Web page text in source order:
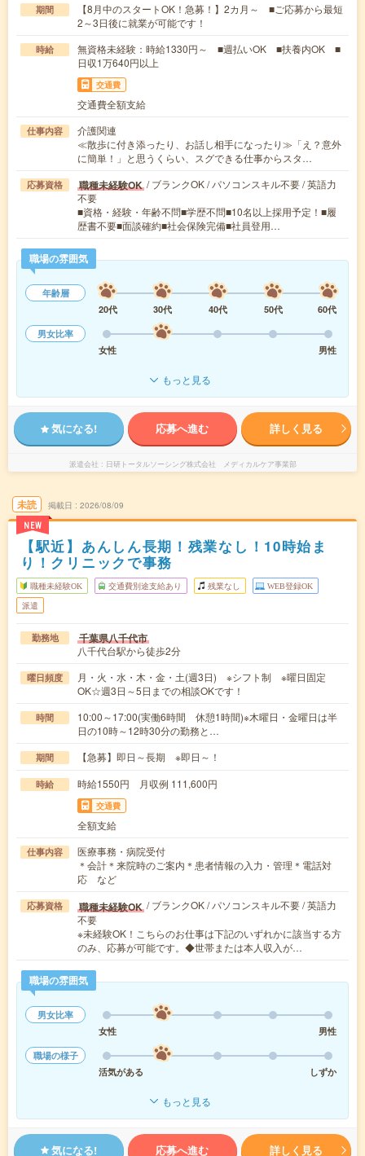
期間
【8月中のスタートOK！急募！】2カ月～ ■ご応募から最短
2～3日後に就業が可能です！
時給
無資格未経験：時給1330円～ ■週払いOK ■扶養内OK ■
日収1万640円以上
交通費
交通費全額支給
仕事内容
介護関連
≪散歩に付き添ったり、お話し相手になったり≫「え？意外
に簡単！」と思うくらい、スグできる仕事からスタ…
応募資格 職種未経験OK / ブランクOK / パソコンスキル不要 / 英語力
不要
■資格・経験・年齢不問■学歴不問■10名以上採用予定！■履
歴書不要■面談確約■社会保険完備■社員登用…
職場の雰囲気
年齢層
20代
30代 40代 50代
60代
男女比率
女性
男性
もっと見る
気になる! 応募へ進む 詳しく見る
派遣会社 日研トータルソーシング株式会社 メディカルケア事業部
未読
NEW
掲載日 2026/08/09
【駅近】あんしん長期！残業なし！10時始ま
り！クリニックで事務
職種未経験OK 交通費別途支給あり 残業なし WEB登録OK
派遣
勤務地 千葉県八千代市
八千代台駅から徒歩2分
曜日頻度
月・火・水・木・金・土(週3日) ※シフト制 ※曜日固定
OK☆週3日～5日までの相談OKです！
時間
10:00～17:00(実働6時間 休憩1時間)※木曜日・金曜日は半
日の10時～12時30分の勤務と…
期間 【急募】即日～長期 ※即日～！
時給 時給1550円 月収例 111,600円
交通費
全額支給
仕事内容
医療事務・病院受付
＊会計＊来院時のご案内＊患者情報の入力・管理＊電話対
応 など
応募資格 職種未経験OK / ブランクOK / パソコンスキル不要 / 英語力
不要
※未経験OK！こちらのお仕事は下記のいずれかに該当する方
のみ、応募が可能です。◆世帯または本人収入が…
職場の雰囲気
男女比率
女性
男性
職場の様子
活気がある
しずか
もっと見る
気になる! 応募へ進む 詳しく見る